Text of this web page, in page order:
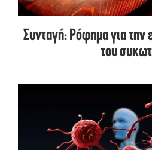
Συνταγή: Ρόφημα για την
του